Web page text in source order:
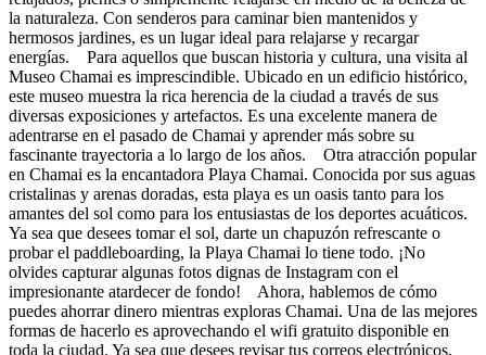
la naturaleza. Con senderos para caminar bien mantenidos y
hermosos jardines, es un lugar ideal para relajarse y recargar
energías. Para aquellos que buscan historia y cultura, una visita al
Museo Chamai es imprescindible. Ubicado en un edificio histórico,
este museo muestra la rica herencia de la ciudad a través de sus
diversas exposiciones y artefactos. Es una excelente manera de
adentrarse en el pasado de Chamai y aprender más sobre su
fascinante trayectoria a lo largo de los años. Otra atracción popular
en Chamai es la encantadora Playa Chamai. Conocida por sus aguas
cristalinas y arenas doradas, esta playa es un oasis tanto para los
amantes del sol como para los entusiastas de los deportes acuáticos.
Ya sea que desees tomar el sol, darte un chapuzón refrescante o
probar el paddleboarding, la Playa Chamai lo tiene todo. ¡No
olvides capturar algunas fotos dignas de Instagram con el
impresionante atardecer de fondo! Ahora, hablemos de cómo
puedes ahorrar dinero mientras exploras Chamai. Una de las mejores
formas de hacerlo es aprovechando el wifi gratuito disponible en
toda la ciudad. Ya sea que desees revisar tus correos electrónicos,